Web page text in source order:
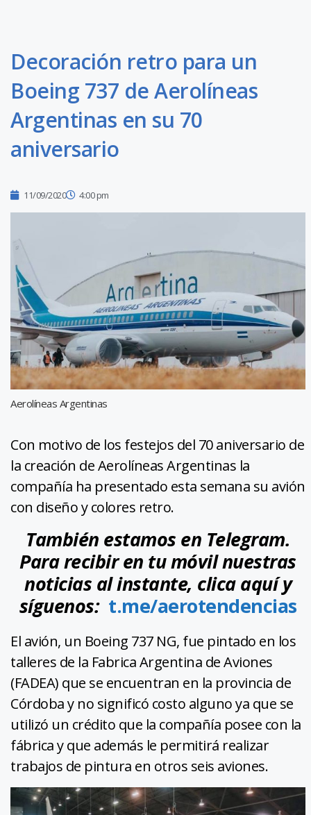
Decoración retro para un
Boeing 737 de Aerolíneas
Argentinas en su 70
aniversario
11/09/2020 4:00 pm
Aerolíneas Argentinas
Con motivo de los festejos del 70 aniversario de
la creación de Aerolíneas Argentinas la
compañía ha presentado esta semana su avión
con diseño y colores retro.
También estamos en Telegram.
Para recibir en tu móvil nuestras
noticias al instante, clica aquí y
síguenos: t.me/aerotendencias
El avión, un Boeing 737 NG, fue pintado en los
talleres de la Fabrica Argentina de Aviones
(FADEA) que se encuentran en la provincia de
Córdoba y no significó costo alguno ya que se
utilizó un crédito que la compañía posee con la
fábrica y que además le permitirá realizar
trabajos de pintura en otros seis aviones.